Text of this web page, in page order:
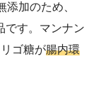
加のため、
です。マンナン
ゴ糖が腸内環